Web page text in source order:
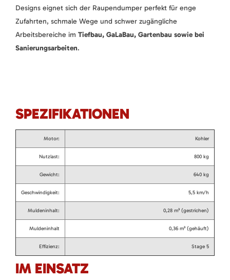
Designs eignet sich der Raupendumper perfekt für enge
Zufahrten, schmale Wege und schwer zugängliche
Arbeitsbereiche im Tiefbau, GaLaBau, Gartenbau sowie bei
Sanierungsarbeiten.
SPEZIFIKATIONEN
Motor: Kohler
Nutzlast: 800 kg
Gewicht: 640 kg
Geschwindigkeit: 5,5 km/h
Muldeninhalt: 0,28 m³ (gestrichen)
Muldeninhalt 0,36 m³ (gehäuft)
Effizienz: Stage 5
IM EINSATZ